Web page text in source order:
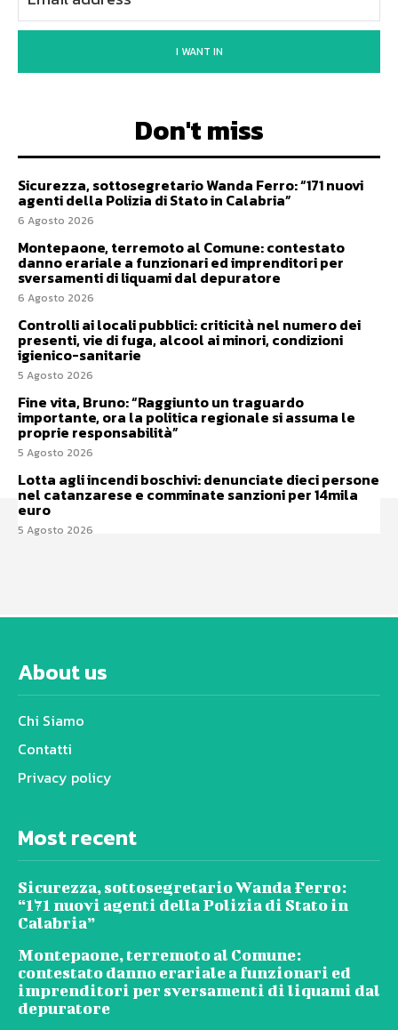
I WANT IN
Don't miss
Sicurezza, sottosegretario Wanda Ferro: “171 nuovi
agenti della Polizia di Stato in Calabria”
6 Agosto 2026
Montepaone, terremoto al Comune: contestato
danno erariale a funzionari ed imprenditori per
sversamenti di liquami dal depuratore
6 Agosto 2026
Controlli ai locali pubblici: criticità nel numero dei
presenti, vie di fuga, alcool ai minori, condizioni
igienico-sanitarie
5 Agosto 2026
Fine vita, Bruno: “Raggiunto un traguardo
importante, ora la politica regionale si assuma le
proprie responsabilità”
5 Agosto 2026
Lotta agli incendi boschivi: denunciate dieci persone
nel catanzarese e comminate sanzioni per 14mila
euro
5 Agosto 2026
About us
Chi Siamo
Contatti
Privacy policy
Most recent
Sicurezza, sottosegretario Wanda Ferro:
“171 nuovi agenti della Polizia di Stato in
Calabria”
Montepaone, terremoto al Comune:
contestato danno erariale a funzionari ed
imprenditori per sversamenti di liquami dal
depuratore